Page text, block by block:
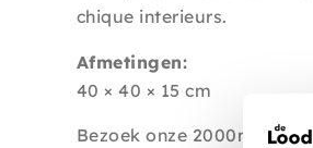
chique interieurs.
Afmetingen:
40 × 40 × 15 cm
Bezoek onze 2000m2